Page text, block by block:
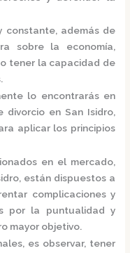
constante, además de
sobre la economía,
tener la capacidad de
lo encontrarás en
divorcio en San Isidro,
aplicar los principios
en el mercado,
están dispuestos a
complicaciones y
por la puntualidad y
mayor objetivo.
es observar, tener